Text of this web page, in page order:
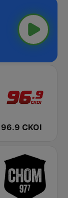
96.9 CKOI